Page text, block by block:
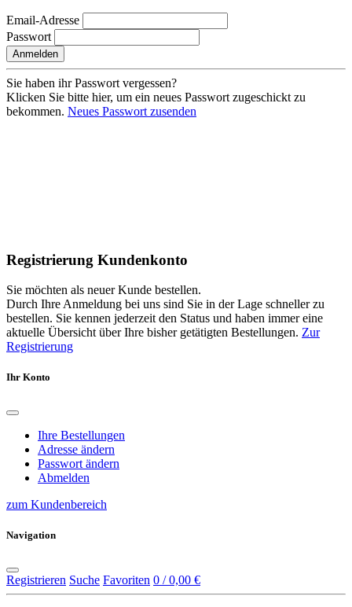
Email-Adresse
Passwort
Anmelden
Sie haben ihr Passwort vergessen?
Klicken Sie bitte hier, um ein neues Passwort zugeschickt zu
bekommen. Neues Passwort zusenden
Registrierung Kundenkonto
Sie möchten als neuer Kunde bestellen.
Durch Ihre Anmeldung bei uns sind Sie in der Lage schneller zu
bestellen. Sie kennen jederzeit den Status und haben immer eine
aktuelle Übersicht über Ihre bisher getätigten Bestellungen. Zur
Registrierung
Ihr Konto
Ihre Bestellungen
Adresse ändern
Passwort ändern
Abmelden
zum Kundenbereich
Navigation
Registrieren Suche Favoriten 0 / 0,00 €